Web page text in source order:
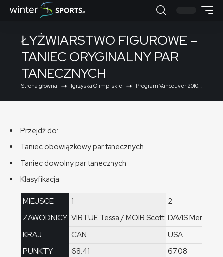
ŁYŻWIARSTWO FIGUROWE –
TANIEC ORYGINALNY PAR
TANECZNYCH
Strona główna Igrzyska Olimpijskie Program Vancouver 2010
Przejdź do:
Taniec obowiązkowy par tanecznych
Taniec dowolny par tanecznych
Klasyfikacja
MIEJSCE
ZAWODNICY
KRAJ
PUNKTY
1
VIRTUE Tessa / MOIR Scott
CAN
68.41
2
DAVIS Meryl /
USA
67.08